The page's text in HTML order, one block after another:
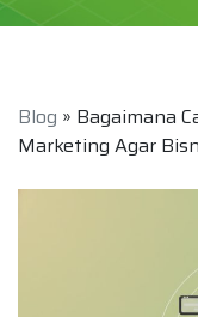
Blog » Bagaimana
Marketing Agar